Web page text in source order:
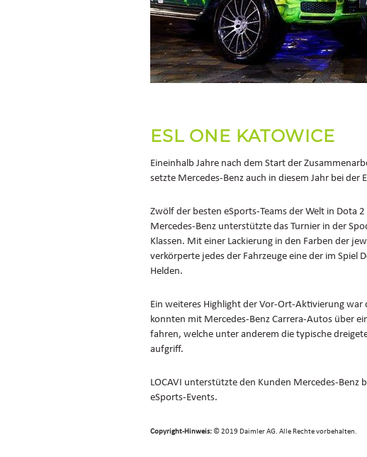
ESL ONE KATOWICE
Eineinhalb Jahre nach dem Start der
setzte Mercedes-Benz auch in diesem Jahr bei der
Zwölf der besten eSports-Teams der Welt in Dota
Mercedes‑Benz unterstützte das Turnier in der
Klassen. Mit einer Lackierung in den Farben der
verkörperte jedes der Fahrzeuge eine der im Spiel
Helden.
Ein weiteres Highlight der Vor-Ort-Aktivierung war
konnten mit Mercedes-Benz Carrera-Autos über
fahren, welche unter anderem die typische
aufgriff.
LOCAVI unterstützte den Kunden Mercedes-
eSports-Events.
Copyright-Hinweis: ©2019 Daimler AG. Alle Rechte vorbehalten.